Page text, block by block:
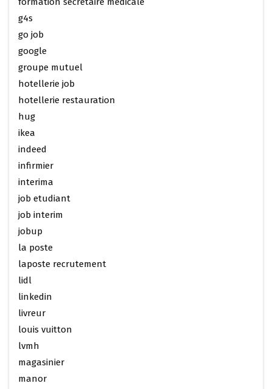
g4s
go job
google
groupe mutuel
hotellerie job
hotellerie restauration
hug
ikea
indeed
infirmier
interima
job etudiant
job interim
jobup
la poste
laposte recrutement
lidl
linkedin
livreur
louis vuitton
lvmh
magasinier
manor